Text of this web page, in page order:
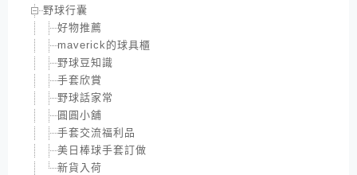
野球行囊
好物推薦
maverick的球具櫃
野球豆知識
手套欣賞
野球話家常
圓圓小舖
手套交流福利品
美日棒球手套訂做
新貨入荷